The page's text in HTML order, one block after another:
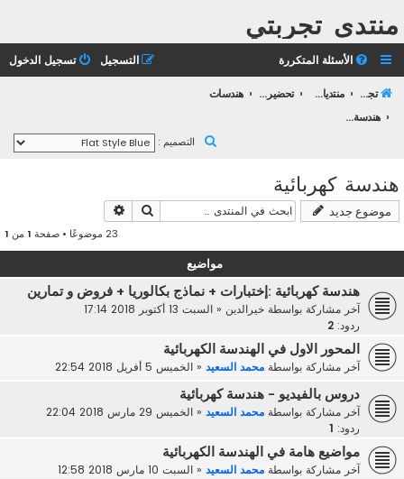
منتدى تجربتي
الأسئلة المتكررة تسجيل الدخول التسجيل
تجربتي منتديات التعليم الثانوي تحضير بكالوريا 2023
هندسات
هندسة كهربائية
التصميم :
هندسة كهربائية
موضوع جديد بحث
23 موضوعًا • صفحة 1 من 1
مواضيع
هندسة كهربائية :إختبارات + نماذج بكالوريا + فروض و تمارين
آخر مشاركة بواسطة خيرالدين « السبت 13 أكتوبر 2018 17:14
ردود: 2
المحور الاول في الهندسة الكهربائية
آخر مشاركة بواسطة محمد السعيد « الخميس 5 أفريل 2018 22:54
دروس بالفيديو - هندسة كهربائية
آخر مشاركة بواسطة محمد السعيد « الخميس 29 مارس 2018 22:04
ردود: 1
مواضيع هامة في الهندسة الكهربائية
آخر مشاركة بواسطة محمد السعيد « السبت 10 مارس 2018 12:58